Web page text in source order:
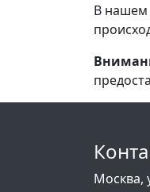
В нашем
Москва,